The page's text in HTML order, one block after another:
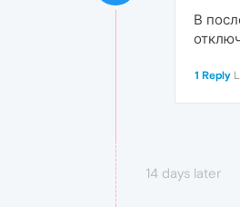
В
1 Reply
14 days later